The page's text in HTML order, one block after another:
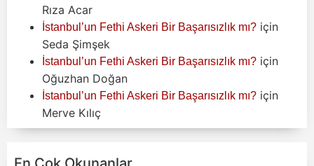
Rıza Acar
İstanbul’un Fethi Askeri Bir Başarısızlık mı? için
Seda Şimşek
İstanbul’un Fethi Askeri Bir Başarısızlık mı? için
Oğuzhan Doğan
İstanbul’un Fethi Askeri Bir Başarısızlık mı? için
Merve Kılıç